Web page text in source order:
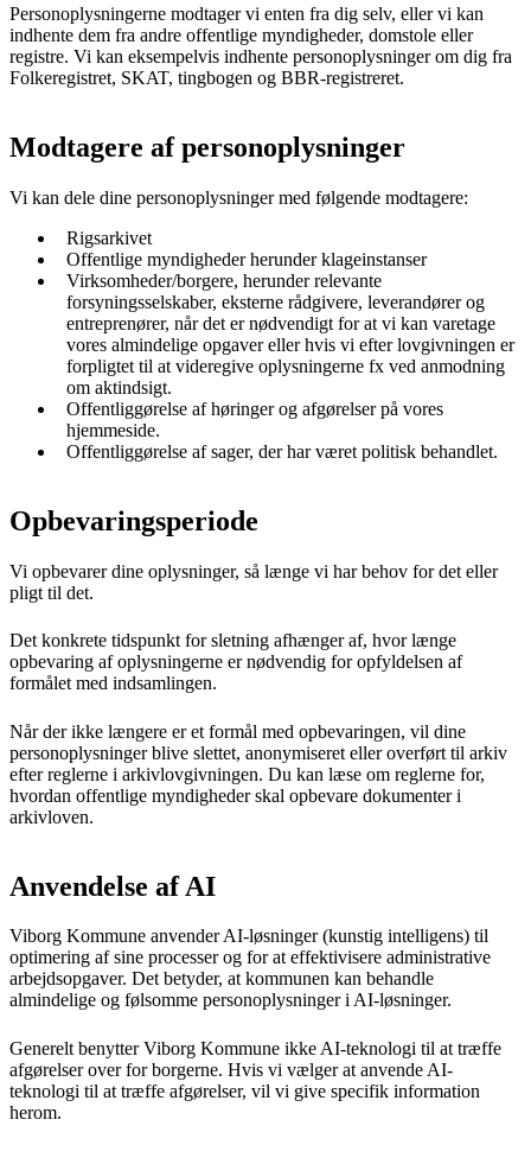
Personoplysningerne modtager vi enten fra dig selv, eller vi kan
indhente dem fra andre offentlige myndigheder, domstole eller
registre. Vi kan eksempelvis indhente personoplysninger om dig fra
Folkeregistret, SKAT, tingbogen og BBR-registreret.
Modtagere af personoplysninger
Vi kan dele dine personoplysninger med følgende modtagere:
Rigsarkivet
Offentlige myndigheder herunder klageinstanser
Virksomheder/borgere, herunder relevante
forsyningsselskaber, eksterne rådgivere, leverandører og
entreprenører, når det er nødvendigt for at vi kan varetage
vores almindelige opgaver eller hvis vi efter lovgivningen er
forpligtet til at videregive oplysningerne fx ved anmodning
om aktindsigt.
Offentliggørelse af høringer og afgørelser på vores
hjemmeside.
Offentliggørelse af sager, der har været politisk behandlet.
Opbevaringsperiode
Vi opbevarer dine oplysninger, så længe vi har behov for det eller
pligt til det.
Det konkrete tidspunkt for sletning afhænger af, hvor længe
opbevaring af oplysningerne er nødvendig for opfyldelsen af
formålet med indsamlingen.
Når der ikke længere er et formål med opbevaringen, vil dine
personoplysninger blive slettet, anonymiseret eller overført til arkiv
efter reglerne i arkivlovgivningen. Du kan læse om reglerne for,
hvordan offentlige myndigheder skal opbevare dokumenter i
arkivloven.
Anvendelse af AI
Viborg Kommune anvender AI-løsninger (kunstig intelligens) til
optimering af sine processer og for at effektivisere administrative
arbejdsopgaver. Det betyder, at kommunen kan behandle
almindelige og følsomme personoplysninger i AI-løsninger.
Generelt benytter Viborg Kommune ikke AI-teknologi til at træffe
afgørelser over for borgerne. Hvis vi vælger at anvende AI-
teknologi til at træffe afgørelser, vil vi give specifik information
herom.